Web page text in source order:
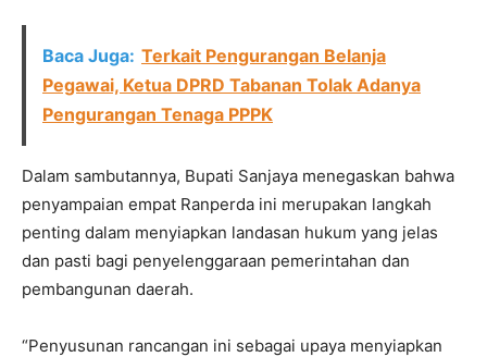
Baca Juga: Terkait Pengurangan Belanja
Pegawai, Ketua DPRD Tabanan Tolak Adanya
Pengurangan Tenaga PPPK
Dalam sambutannya, Bupati Sanjaya menegaskan bahwa
penyampaian empat Ranperda ini merupakan langkah
penting dalam menyiapkan landasan hukum yang jelas
dan pasti bagi penyelenggaraan pemerintahan dan
pembangunan daerah.
“Penyusunan rancangan ini sebagai upaya menyiapkan